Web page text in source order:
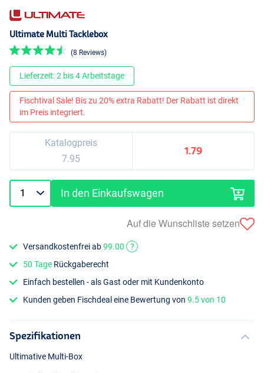
Ultimate Multi Tacklebox
(8 Reviews)
Lieferzeit: 2 bis 4 Arbeitstage
Fischtival Sale! Bis zu 20% extra Rabatt! Der Rabatt ist direkt
im Preis integriert.
Katalogpreis
7.95
1.79
In den Einkaufswagen
Auf die Wunschliste setzen
Versandkostenfrei ab99.00
?
50 Tage Rückgaberecht
Einfach bestellen - als Gast oder mit Kundenkonto
Kunden geben Fischdeal eine Bewertung von9.5 von 10
Spezifikationen
Ultimative Multi-Box